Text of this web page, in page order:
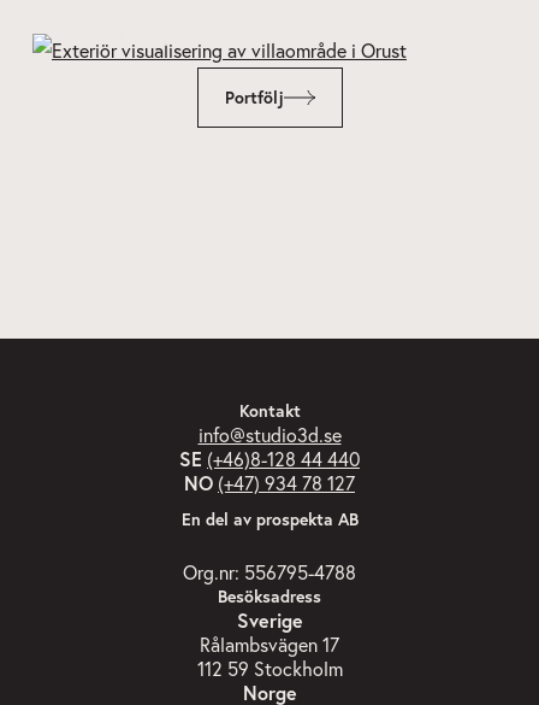
Portfölj
Kontakt
info@studio3d.se
SE (+46)8-128 44 440
NO (+47) 934 78 127
En del av prospekta AB
Org.nr: 556795-4788
Besöksadress
Sverige
Rålambsvägen 17
112 59 Stockholm
Norge